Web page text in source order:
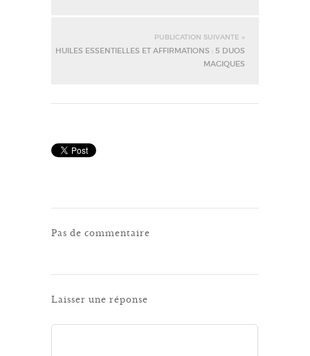
PUBLICATION SUIVANTE »
HUILES ESSENTIELLES ET AFFIRMATIONS : 5 DUOS
MAGIQUES
Pas de commentaire
Laisser une réponse